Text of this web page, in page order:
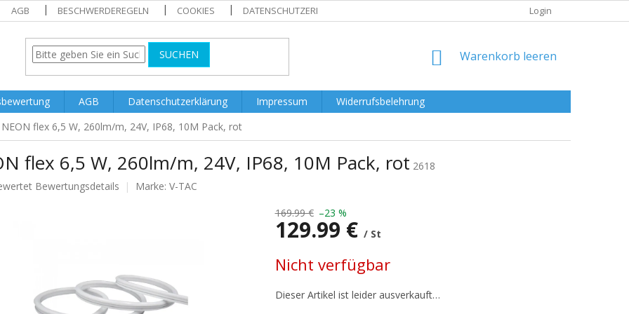
AGB BESCHWERDEREGELN COOKIES DATENSCHUTZERKLÄRUNG Login
SUCHEN WARENKORB
Warenkorb leeren
AGB Datenschutzerklärung Impressum
Widerrufsbelehrung
NEON flex 6,5 W, 260lm/m, 24V, IP68, 10M Pack, rot
flex 6,5 W, 260lm/m, 24V, IP68, 10M Pack, rot 2618
Bewertungsdetails Marke: V-TAC
169.99 € –23 %
129.99 € / St
Nicht verfügbar
Dieser Artikel ist leider ausverkauft…